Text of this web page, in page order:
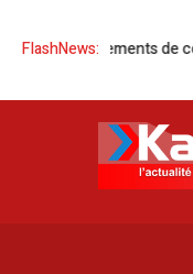
FlashNews:
de coupures d’eau